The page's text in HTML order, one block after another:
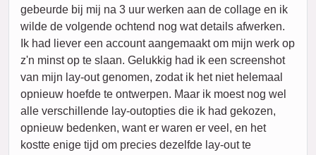
gebeurde bij mij na 3 uur werken aan de collage en ik
wilde de volgende ochtend nog wat details afwerken.
Ik had liever een account aangemaakt om mijn werk op
z'n minst op te slaan. Gelukkig had ik een screenshot
van mijn lay-out genomen, zodat ik het niet helemaal
opnieuw hoefde te ontwerpen. Maar ik moest nog wel
alle verschillende lay-outopties die ik had gekozen,
opnieuw bedenken, want er waren er veel, en het
kostte enige tijd om precies dezelfde lay-out te